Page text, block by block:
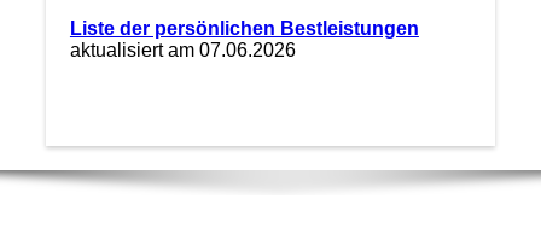
Liste der persönlichen Bestleistungen
aktualisiert am 07.06.2026